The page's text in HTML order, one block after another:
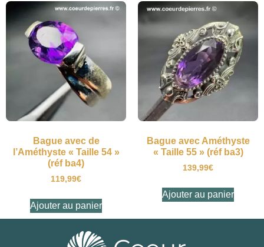
Bague avec de
l’Améthyste « Taille 54 »
(réf ba4)
119,99€
Ajouter au panier
Bague avec Améthyste
« Taille 55 » (réf ba3)
139,99€
Ajouter au panier